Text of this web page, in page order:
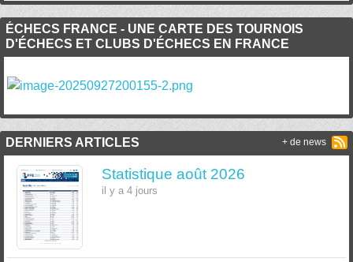
ÉCHECS FRANCE - UNE CARTE DES TOURNOIS
D'ÉCHECS ET CLUBS D'ÉCHECS EN FRANCE
DERNIERS ARTICLES
Statistique août 2026
il y a 4 jours
+ de news